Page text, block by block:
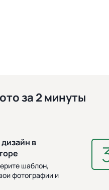
за 2 минуты
в
шаблон,
фотографии и